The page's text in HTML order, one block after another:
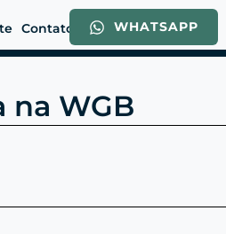
Contato WHATSAPP
na WGB